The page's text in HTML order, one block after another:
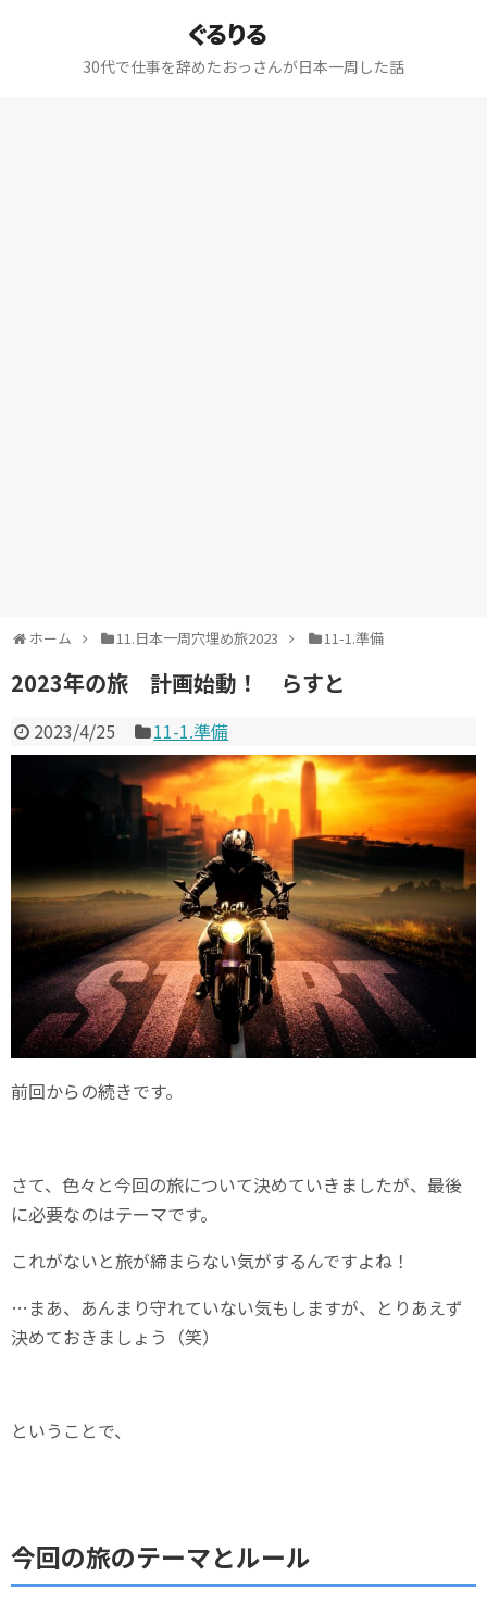
ぐるりる
30代で仕事を辞めたおっさんが日本一周した話
ホーム 11.日本一周穴埋め旅2023 11-1.準備
2023年の旅 計画始動！ らすと
2023/4/25 11-1.準備
前回からの続きです。
さて、色々と今回の旅について決めていきましたが、最後
に必要なのはテーマです。
これがないと旅が締まらない気がするんですよね！
…まあ、あんまり守れていない気もしますが、とりあえず
決めておきましょう（笑）
ということで、
今回の旅のテーマとルール